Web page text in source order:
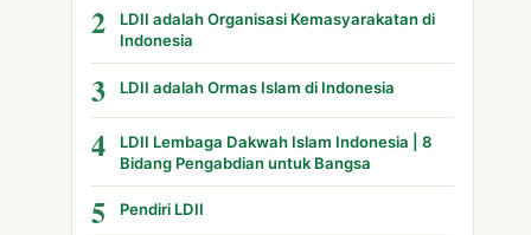
2
LDII adalah Organisasi Kemasyarakatan di
Indonesia
3 LDII adalah Ormas Islam di Indonesia
4
LDII Lembaga Dakwah Islam Indonesia | 8
Bidang Pengabdian untuk Bangsa
5 Pendiri LDII